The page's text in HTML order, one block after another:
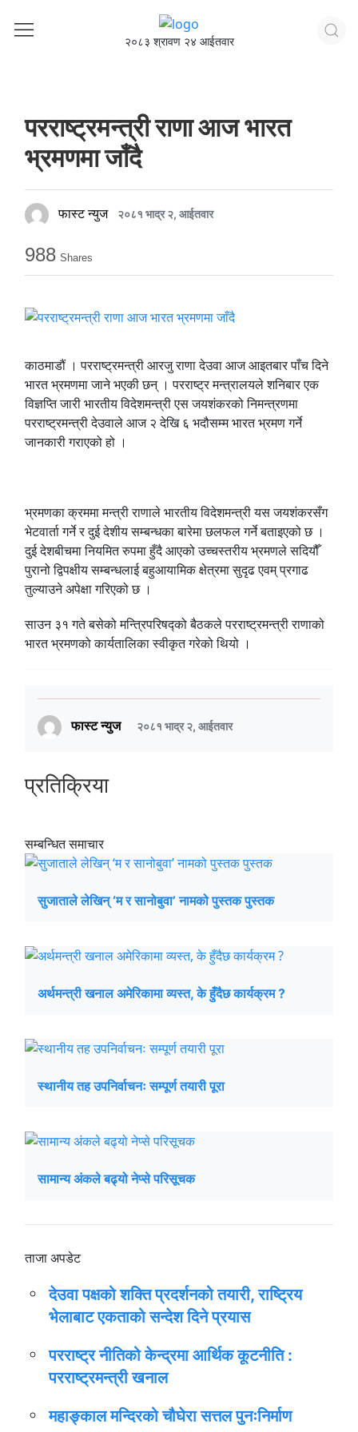
२०८३ श्रावण २४ आईतवार
परराष्ट्रमन्त्री राणा आज भारत
भ्रमणमा जाँदै
फास्ट न्युज २०८१ भाद्र २, आईतवार
988 Shares
काठमाडौं । परराष्ट्रमन्त्री आरजु राणा देउवा आज आइतबार पाँच दिने
भारत भ्रमणमा जाने भएकी छन् । परराष्ट्र मन्त्रालयले शनिबार एक
विज्ञप्ति जारी भारतीय विदेशमन्त्री एस जयशंकरको निमन्त्रणमा
परराष्ट्रमन्त्री देउवाले आज २ देखि ६ भदौसम्म भारत भ्रमण गर्ने
जानकारी गराएको हो ।
भ्रमणका क्रममा मन्त्री राणाले भारतीय विदेशमन्त्री यस जयशंकरसँग
भेटवार्ता गर्ने र दुई देशीय सम्बन्धका बारेमा छलफल गर्ने बताइएको छ ।
दुई देशबीचमा नियमित रुपमा हुँदै आएको उच्चस्तरीय भ्रमणले सदियौँ
पुरानो द्विपक्षीय सम्बन्धलाई बहुआयामिक क्षेत्रमा सुदृढ एवम् प्रगाढ
तुल्याउने अपेक्षा गरिएको छ ।
साउन ३१ गते बसेको मन्त्रिपरिषद्को बैठकले परराष्ट्रमन्त्री राणाको
भारत भ्रमणको कार्यतालिका स्वीकृत गरेको थियो ।
फास्ट न्युज २०८१ भाद्र २, आईतवार
प्रतिक्रिया
सम्बन्धित समाचार
सुजाताले लेखिन् ‘म र सानोबुवा’ नामको पुस्तक पुस्तक
अर्थमन्त्री खनाल अमेरिकामा व्यस्त, के हुँदैछ कार्यक्रम ?
स्थानीय तह उपनिर्वाचनः सम्पूर्ण तयारी पूरा
सामान्य अंकले बढ्यो नेप्से परिसूचक
ताजा अपडेट
देउवा पक्षको शक्ति प्रदर्शनको तयारी, राष्ट्रिय
भेलाबाट एकताको सन्देश दिने प्रयास
परराष्ट्र नीतिको केन्द्रमा आर्थिक कूटनीति :
परराष्ट्रमन्त्री खनाल
महाङ्काल मन्दिरको चौघेरा सत्तल पुनःनिर्माण